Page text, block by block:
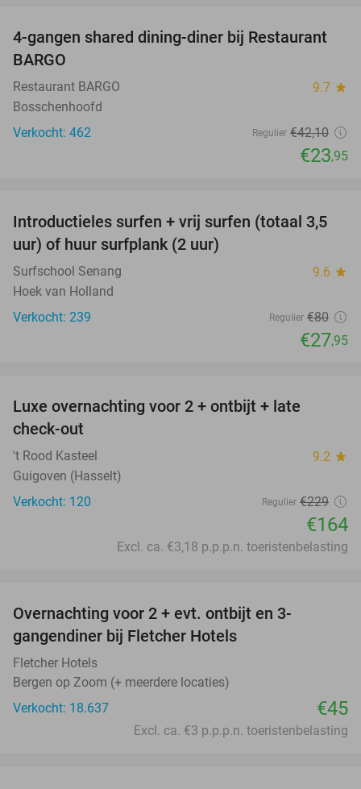
43%
4-gangen shared dining-diner bij Restaurant
BARGO
Restaurant BARGO 9.7 star
Bosschenhoofd
Verkocht: 462
Regulier €42,10
€23,95
65%
Introductieles surfen + vrij surfen (totaal 3,5
uur) of huur surfplank (2 uur)
Surfschool Senang 9.6 star
Hoek van Holland
Verkocht: 239
Regulier €80
€27,95
Luxe overnachting voor 2 + ontbijt + late
check-out
't Rood Kasteel 9.2 star
Guigoven (Hasselt)
Verkocht: 120
Regulier €229
€164
Excl. ca. €3,18 p.p.p.n. toeristenbelasting
Overnachting voor 2 + evt. ontbijt en 3-
gangendiner bij Fletcher Hotels
Fletcher Hotels
Bergen op Zoom (+ meerdere locaties)
Verkocht: 18.637
€45
Excl. ca. €3 p.p.p.n. toeristenbelasting